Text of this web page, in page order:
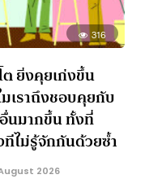
316
ต ยิ่งคุยเก่งขึ้น
เราถึงชอบคุยกับ
นมากขึ้น ทั้งที่
ทีไม่รู้จักกันด้วยซ้ำ
2026